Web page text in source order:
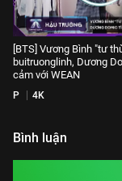
[BTS] Vương Bình "tư
buitruonglinh, Dương
cảm với WEAN
P 4K
Bình luận